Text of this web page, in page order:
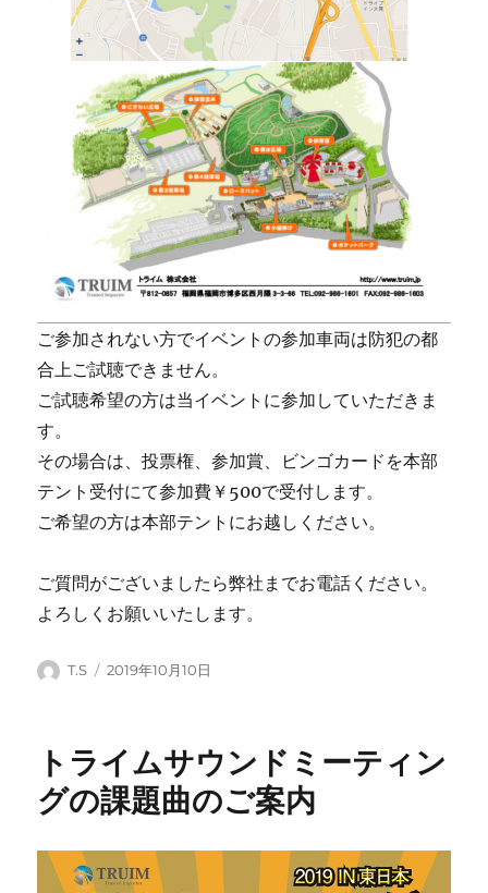
ご参加されない方でイベントの参加車両は防犯の都
合上ご試聴できません。
ご試聴希望の方は当イベントに参加していただきま
す。
その場合は、投票権、参加賞、ビンゴカードを本部
テント受付にて参加費￥500で受付します。
ご希望の方は本部テントにお越しください。
ご質問がございましたら弊社までお電話ください。
よろしくお願いいたします。
投
T.S
投
2019年10月10日
トライムサウンドミーティン
グの課題曲のご案内